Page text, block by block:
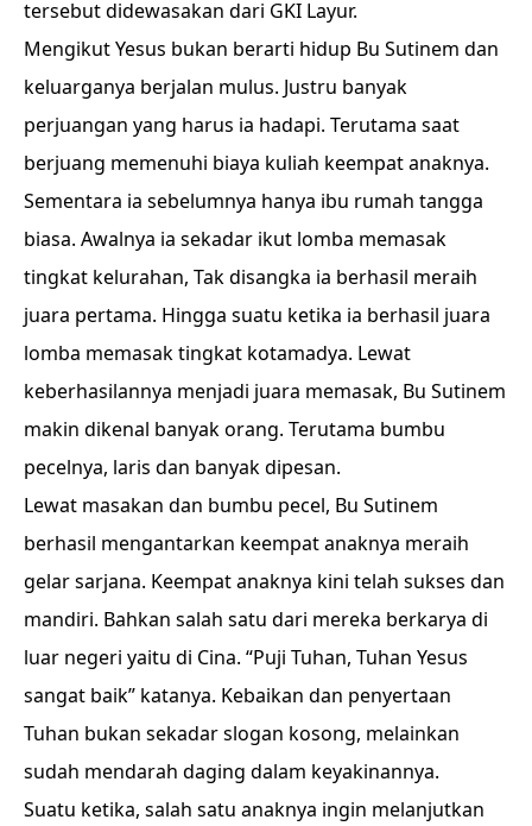
tersebut didewasakan dari GKI Layur.
Mengikut Yesus bukan berarti hidup Bu Sutinem dan
keluarganya berjalan mulus. Justru banyak
perjuangan yang harus ia hadapi. Terutama saat
berjuang memenuhi biaya kuliah keempat anaknya.
Sementara ia sebelumnya hanya ibu rumah tangga
biasa. Awalnya ia sekadar ikut lomba memasak
tingkat kelurahan, Tak disangka ia berhasil meraih
juara pertama. Hingga suatu ketika ia berhasil juara
lomba memasak tingkat kotamadya. Lewat
keberhasilannya menjadi juara memasak, Bu Sutinem
makin dikenal banyak orang. Terutama bumbu
pecelnya, laris dan banyak dipesan.
Lewat masakan dan bumbu pecel, Bu Sutinem
berhasil mengantarkan keempat anaknya meraih
gelar sarjana. Keempat anaknya kini telah sukses dan
mandiri. Bahkan salah satu dari mereka berkarya di
luar negeri yaitu di Cina. “Puji Tuhan, Tuhan Yesus
sangat baik” katanya. Kebaikan dan penyertaan
Tuhan bukan sekadar slogan kosong, melainkan
sudah mendarah daging dalam keyakinannya.
Suatu ketika, salah satu anaknya ingin melanjutkan